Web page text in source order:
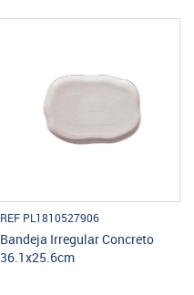
REF PL1810527906
Bandeja Irregular Concreto
36.1x25.6cm